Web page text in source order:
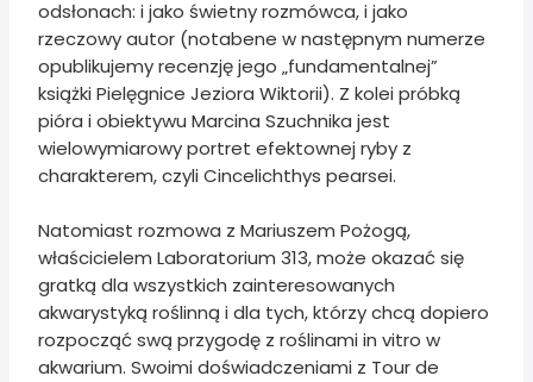
odsłonach: i jako świetny rozmówca, i jako
rzeczowy autor (notabene w następnym numerze
opublikujemy recenzję jego „fundamentalnej”
książki Pielęgnice Jeziora Wiktorii). Z kolei próbką
pióra i obiektywu Marcina Szuchnika jest
wielowymiarowy portret efektownej ryby z
charakterem, czyli Cincelichthys pearsei.
Natomiast rozmowa z Mariuszem Pożogą,
właścicielem Laboratorium 313, może okazać się
gratką dla wszystkich zainteresowanych
akwarystyką roślinną i dla tych, którzy chcą dopiero
rozpocząć swą przygodę z roślinami in vitro w
akwarium. Swoimi doświadczeniami z Tour de